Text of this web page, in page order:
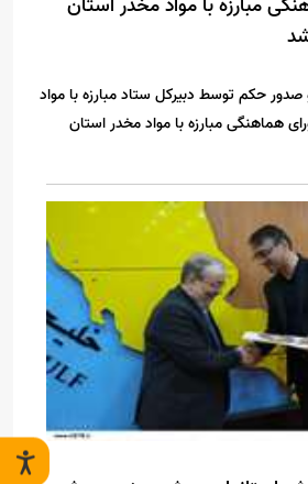
صدور حکم توسط دبیرکل ستاد مبارزه با مواد
هماهنگی مبارزه با مواد مخدر استان